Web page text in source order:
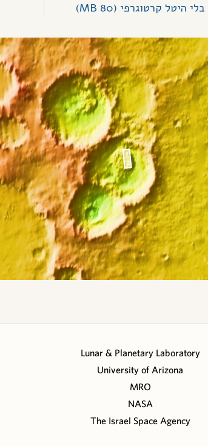
בלי היטל קרטוגרפי (80 MB)
Lunar & Planetary Laboratory
University of Arizona
MRO
NASA
The Israel Space Agency